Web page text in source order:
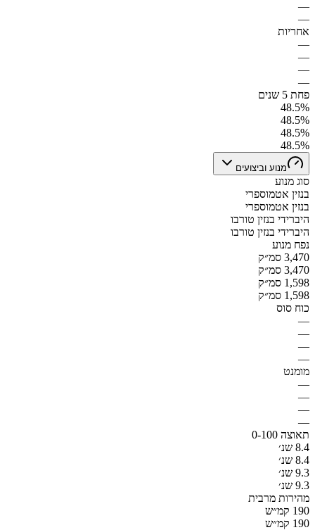
—
—
אחריות
—
—
—
—
פחת 5 שנים
48.5%
48.5%
48.5%
48.5%
מנוע וביצועים
סוג מנוע
בנזין אטמוספרי
בנזין אטמוספרי
היברידי בנזין טורבו
היברידי בנזין טורבו
נפח מנוע
3,470 סמ״ק
3,470 סמ״ק
1,598 סמ״ק
1,598 סמ״ק
כוח סוס
—
—
—
—
מומנט
—
—
—
—
תאוצה 0-100
8.4 שנ׳
8.4 שנ׳
9.3 שנ׳
9.3 שנ׳
מהירות מרבית
190 קמ״ש
190 קמ״ש